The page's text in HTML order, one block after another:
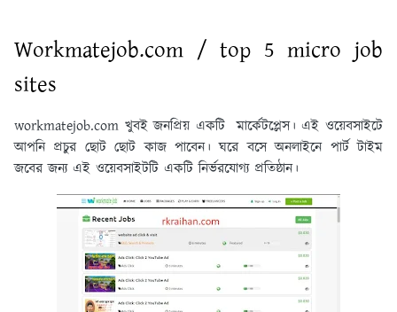
Workmatejob.com / top 5 micro job
sites
workmatejob.com খুবই জনপ্রিয় একটি মার্কেটপ্লেস। এই ওয়েবসাইটে
আপনি প্রচুর ছোট ছোট কাজ পাবেন। ঘরে বসে অনলাইনে পার্ট টাইম
জবের জন্য এই ওয়েবসাইটটি একটি নির্ভরযোগ্য প্রতিষ্ঠান।